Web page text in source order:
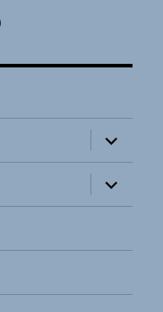
öffnen
öffnen